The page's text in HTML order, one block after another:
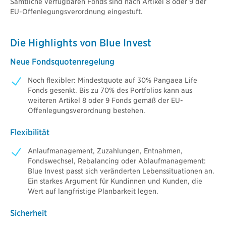
EU-Offenlegungsverordnung eingestuft.
Die Highlights von Blue Invest
Neue Fondsquotenregelung
Noch flexibler: Mindestquote auf 30% Pangaea Life
Fonds gesenkt. Bis zu 70% des Portfolios kann aus
weiteren Artikel 8 oder 9 Fonds gemäß der EU-
Offenlegungsverordnung bestehen.
Flexibilität
Anlaufmanagement, Zuzahlungen, Entnahmen,
Fondswechsel, Rebalancing oder Ablaufmanagement:
Blue Invest passt sich veränderten Lebenssituationen an.
Ein starkes Argument für Kundinnen und Kunden, die
Wert auf langfristige Planbarkeit legen.
Sicherheit